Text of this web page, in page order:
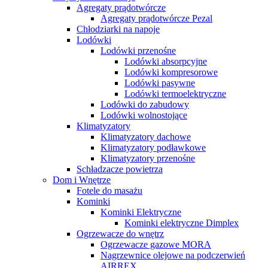
Agregaty prądotwórcze
Agregaty prądotwórcze Pezal
Chłodziarki na napoje
Lodówki
Lodówki przenośne
Lodówki absorpcyjne
Lodówki kompresorowe
Lodówki pasywne
Lodówki termoelektryczne
Lodówki do zabudowy
Lodówki wolnostojące
Klimatyzatory
Klimatyzatory dachowe
Klimatyzatory podławkowe
Klimatyzatory przenośne
Schładzacze powietrza
Dom i Wnętrze
Fotele do masażu
Kominki
Kominki Elektryczne
Kominki elektryczne Dimplex
Ogrzewacze do wnętrz
Ogrzewacze gazowe MORA
Nagrzewnice olejowe na podczerwień
AIRREX